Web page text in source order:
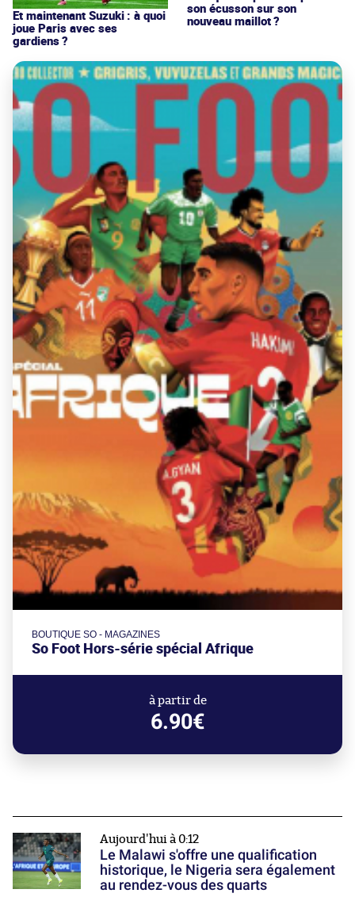
Et maintenant Suzuki : à quoi
joue Paris avec ses
gardiens ?
son écusson sur son
nouveau maillot ?
BOUTIQUE SO - MAGAZINES
So Foot Hors-série spécial Afrique
à partir de
6.90€
Aujourd'hui à 0:12
Le Malawi s'offre une qualification
historique, le Nigeria sera également
au rendez-vous des quarts